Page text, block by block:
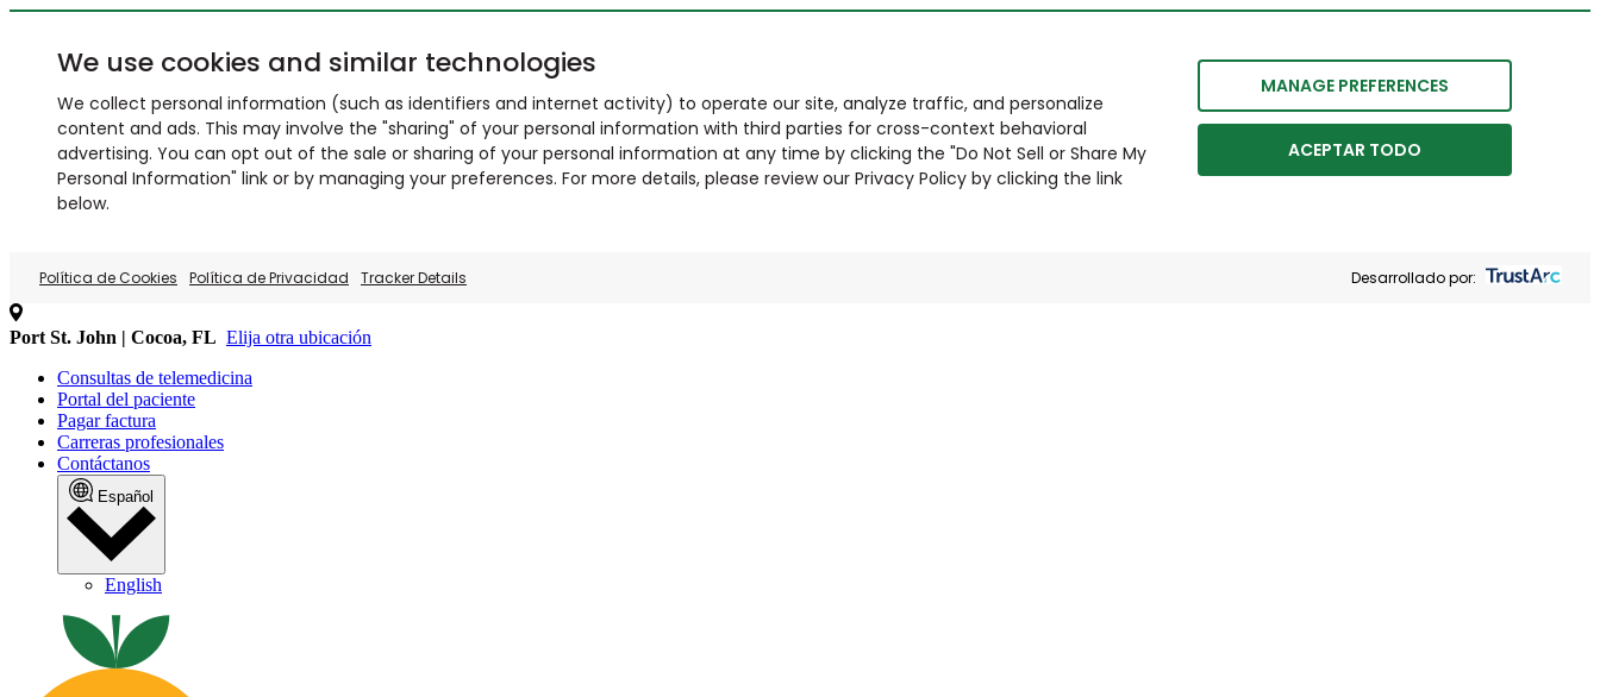
We use cookies and similar technologies
We collect personal information (such as identifiers and internet activity) to operate our site, analyze traffic, and personalize
content and ads. This may involve the "sharing" of your personal information with third parties for cross-context behavioral
advertising. You can opt out of the sale or sharing of your personal information at any time by clicking the "Do Not Sell or Share My
Personal Information" link or by managing your preferences. For more details, please review our Privacy Policy by clicking the link
below.
MANAGE PREFERENCES
ACEPTAR TODO
Política de Cookies Política de Privacidad Tracker Details Desarrollado por:
Port St. John | Cocoa, FL Elija otra ubicación
Consultas de telemedicina
Portal del paciente
Pagar factura
Carreras profesionales
Contáctanos
Español
English